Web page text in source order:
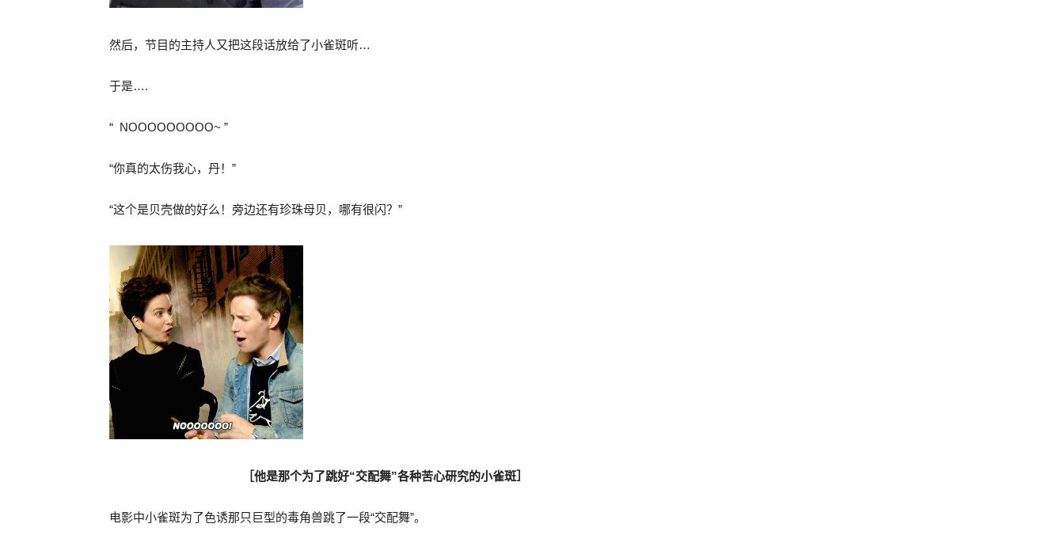
然后，节目的主持人又把这段话放给了小雀斑听…
于是….
“ NOOOOOOOOO~ ”
“你真的太伤我心，丹！”
“这个是贝壳做的好么！旁边还有珍珠母贝，哪有很闪？”
［他是那个为了跳好“交配舞”各种苦心研究的小雀斑］
电影中小雀斑为了色诱那只巨型的毒角兽跳了一段“交配舞”。